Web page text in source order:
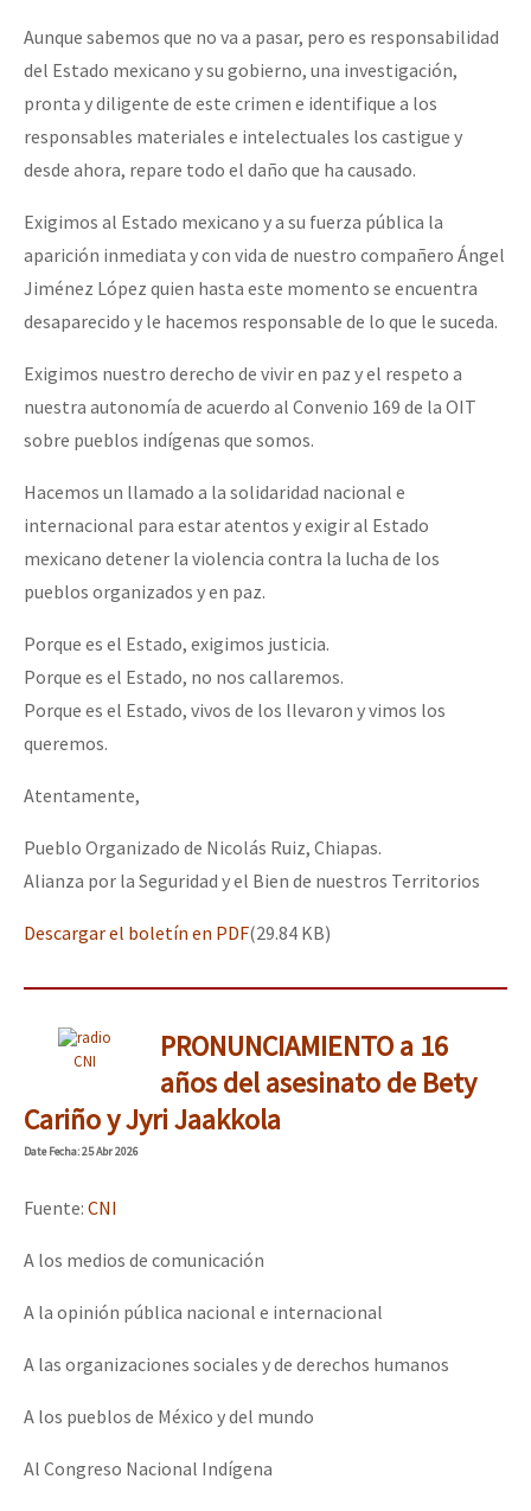
Aunque sabemos que no va a pasar, pero es responsabilidad
del Estado mexicano y su gobierno, una investigación,
pronta y diligente de este crimen e identifique a los
responsables materiales e intelectuales los castigue y
desde ahora, repare todo el daño que ha causado.
Exigimos al Estado mexicano y a su fuerza pública la
aparición inmediata y con vida de nuestro compañero Ángel
Jiménez López quien hasta este momento se encuentra
desaparecido y le hacemos responsable de lo que le suceda.
Exigimos nuestro derecho de vivir en paz y el respeto a
nuestra autonomía de acuerdo al Convenio 169 de la OIT
sobre pueblos indígenas que somos.
Hacemos un llamado a la solidaridad nacional e
internacional para estar atentos y exigir al Estado
mexicano detener la violencia contra la lucha de los
pueblos organizados y en paz.
Porque es el Estado, exigimos justicia.
Porque es el Estado, no nos callaremos.
Porque es el Estado, vivos de los llevaron y vimos los
queremos.
Atentamente,
Pueblo Organizado de Nicolás Ruiz, Chiapas.
Alianza por la Seguridad y el Bien de nuestros Territorios
Descargar el boletín en PDF(29.84 KB)
CNI
PRONUNCIAMIENTO a 16
años del asesinato de Bety
Cariño y Jyri Jaakkola
DateFecha: 25 Abr 2026
Fuente: CNI
A los medios de comunicación
A la opinión pública nacional e internacional
A las organizaciones sociales y de derechos humanos
A los pueblos de México y del mundo
Al Congreso Nacional Indígena